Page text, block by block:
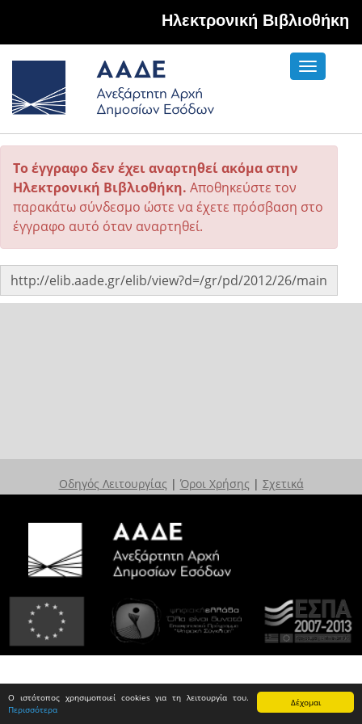
Δέχομαι
Ο ιστότοπος χρησιμοποιεί cookies για τη λειτουργία του.
Περισσότερα
Hλεκτρονική Βιβλιοθήκη
Toggle
Το έγγραφο δεν έχει αναρτηθεί ακόμα στην
Ηλεκτρονική Βιβλιοθήκη. Αποθηκεύστε τον
παρακάτω σύνδεσμο ώστε να έχετε πρόσβαση στο
έγγραφο αυτό όταν αναρτηθεί.
Οδηγός Λειτουργίας | Όροι Χρήσης | Σχετικά